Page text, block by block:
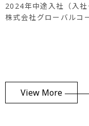
2024年中途入社（入社
株式会社グローバルコ
View More